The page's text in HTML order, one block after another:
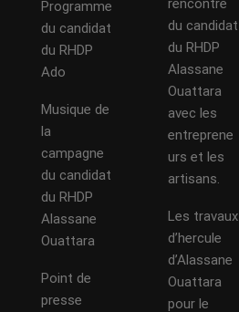
Programme
du candidat
du RHDP
Ado
Musique de
la
campagne
du candidat
du RHDP
Alassane
Ouattara
Point de
presse
rencontre
du candidat
du RHDP
Alassane
Ouattara
avec les
entreprene
urs et les
artisans.
Les travaux
d’hercule
d’Alassane
Ouattara
pour le